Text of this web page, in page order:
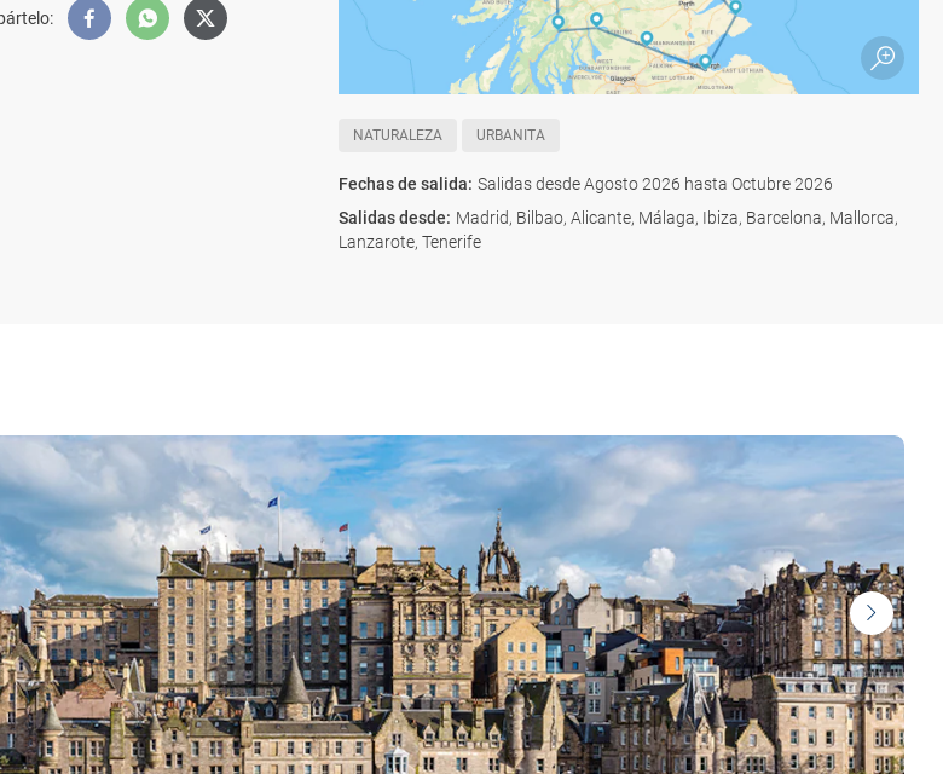
:
NATURALEZA URBANITA
Fechas de salida: Salidas desde Agosto 2026 hasta Octubre 2026
Salidas desde: Madrid, Bilbao, Alicante, Málaga, Ibiza, Barcelona, Mallorca,
Lanzarote, Tenerife